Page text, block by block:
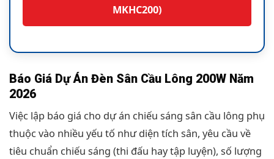
MKHC200)
Báo Giá Dự Án Đèn Sân Cầu Lông 200W Năm
2026
Việc lập báo giá cho dự án chiếu sáng sân cầu lông phụ
thuộc vào nhiều yếu tố như diện tích sân, yêu cầu về
tiêu chuẩn chiếu sáng (thi đấu hay tập luyện), số lượng